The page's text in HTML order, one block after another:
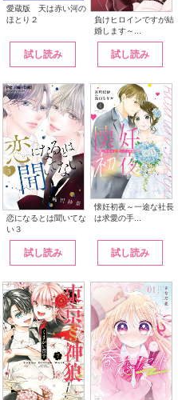
愛蔵版 天は赤い河の
ほとり２
試し読み
負けヒロインですが結
婚します～...
試し読み
恋になるとは聞いてな
い３
試し読み
懐妊初夜～一途な社長
は求愛の手...
試し読み